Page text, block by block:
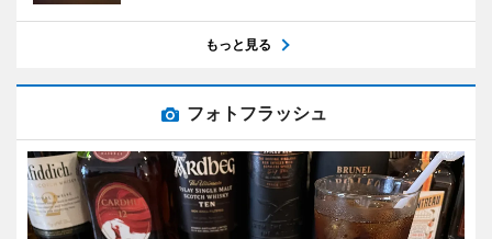
もっと見る
フォトフラッシュ